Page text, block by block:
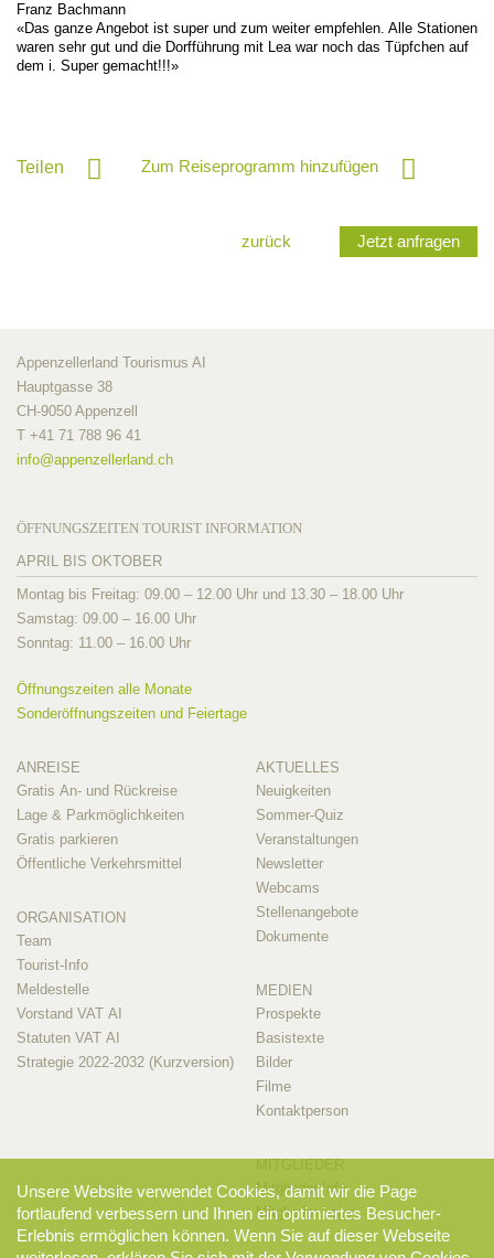
Franz Bachmann
«Das ganze Angebot ist super und zum weiter empfehlen. Alle Stationen
waren sehr gut und die Dorfführung mit Lea war noch das Tüpfchen auf
dem i. Super gemacht!!!»
Teilen Zum Reiseprogramm hinzufügen
zurück Jetzt anfragen
Appenzellerland Tourismus AI
Hauptgasse 38
CH-9050 Appenzell
T +41 71 788 96 41
info@appenzellerland.ch
ÖFFNUNGSZEITEN TOURIST INFORMATION
APRIL BIS OKTOBER
Montag bis Freitag: 09.00 – 12.00 Uhr und 13.30 – 18.00 Uhr
Samstag: 09.00 – 16.00 Uhr
Sonntag: 11.00 – 16.00 Uhr
Öffnungszeiten alle Monate
Sonderöffnungszeiten und Feiertage
ANREISE
Gratis An- und Rückreise
Lage & Parkmöglichkeiten
Gratis parkieren
Öffentliche Verkehrsmittel
ORGANISATION
Team
Tourist-Info
Meldestelle
Vorstand VAT AI
Statuten VAT AI
Strategie 2022-2032 (Kurzversion)
AKTUELLES
Neuigkeiten
Sommer-Quiz
Veranstaltungen
Newsletter
Webcams
Stellenangebote
Dokumente
MEDIEN
Prospekte
Basistexte
Bilder
Filme
Kontaktperson
Mitglieder-Info
Mitglieder-Login
Unsere Website verwendet Cookies, damit wir die Page
fortlaufend verbessern und Ihnen ein optimiertes Besucher-
Erlebnis ermöglichen können. Wenn Sie auf dieser Webseite